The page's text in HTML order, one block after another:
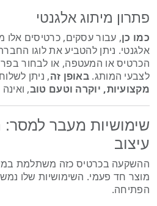
פתרון מיתוג אלגנטי
כמו כן, עבור עסקים, כרטיסים אלו
אלגנטי. ניתן להטביע את לוגו
הכרטיס או המעטפה, או לבחור
לצבעי המותג. באופן זה, ניתן
מקצועיות, יוקרה וטעם טוב,
שימושיות מעבר למסר:
עיצוב
ההשקעה בכרטיס כזה משתלמת
מוצר חד פעמי. השימושיות שלו
הפתיחה.